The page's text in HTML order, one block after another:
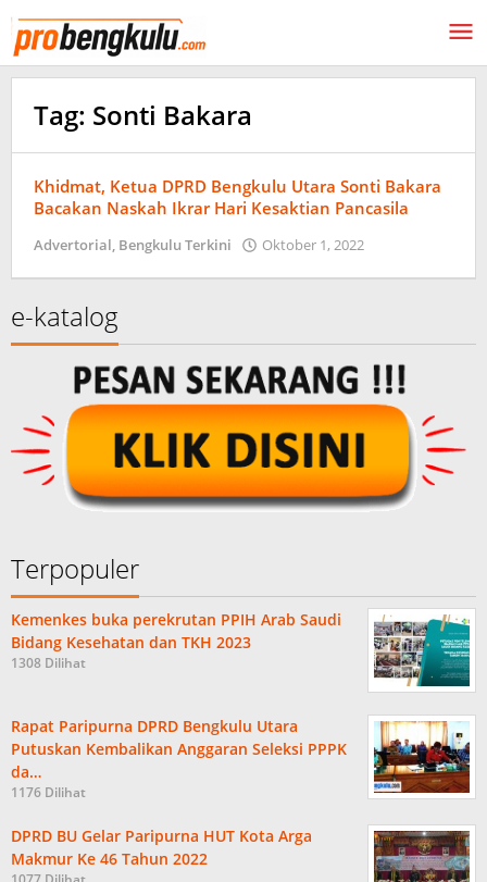
ke
konten
Tag: Sonti Bakara
Khidmat, Ketua DPRD Bengkulu Utara Sonti Bakara
Bacakan Naskah Ikrar Hari Kesaktian Pancasila
Advertorial, Bengkulu Terkini Oktober 1, 2022
e-katalog
Terpopuler
Kemenkes buka perekrutan PPIH Arab Saudi
Bidang Kesehatan dan TKH 2023
1308 Dilihat
Rapat Paripurna DPRD Bengkulu Utara
Putuskan Kembalikan Anggaran Seleksi PPPK
da…
1176 Dilihat
DPRD BU Gelar Paripurna HUT Kota Arga
Makmur Ke 46 Tahun 2022